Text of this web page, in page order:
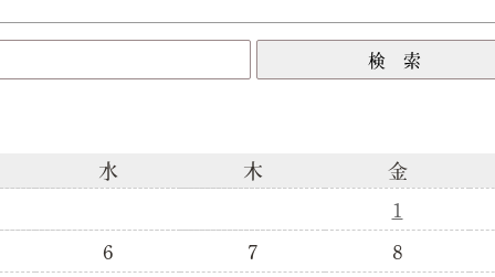
水 木
金
1
6
7
8